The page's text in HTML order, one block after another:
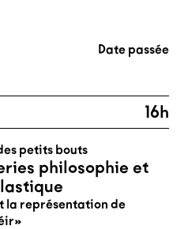
Date passée
16h
petits bouts
philosophie et
la représentation de